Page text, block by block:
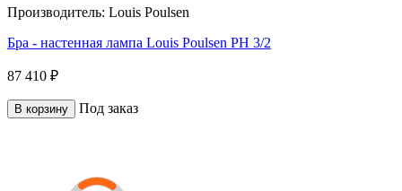
Производитель: Louis Poulsen
Бра - настенная лампа Louis Poulsen PH 3/2
87 410 ₽
В корзину Под заказ